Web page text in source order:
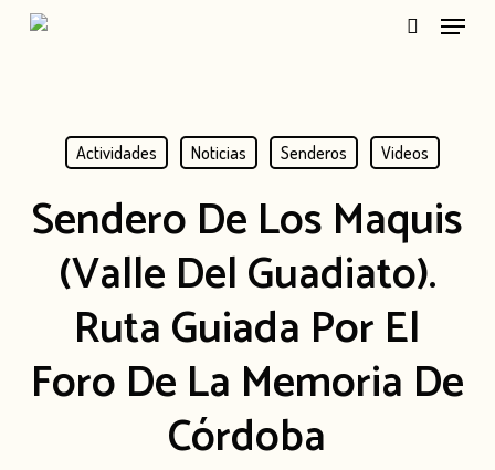
Menu
Actividades Noticias Senderos Videos
Sendero De Los Maquis
(Valle Del Guadiato).
Ruta Guiada Por El
Foro De La Memoria De
Córdoba